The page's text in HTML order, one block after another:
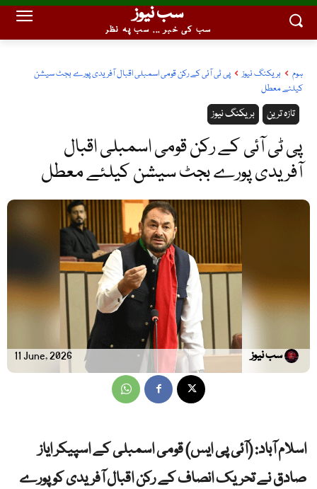
سب نیوز
سب کی خبر ... سب پہ نظر
ہوم بریکنگ نیوز
پی ٹی آئی کے رکن قومی اسمبلی اقبال آفریدی پورے بجٹ سیشن
کیلئے معطل
بریکنگ نیوز تازہ ترین
پی ٹی آئی کے رکن قومی اسمبلی اقبال
آفریدی پورے بجٹ سیشن کیلئے معطل
11 June, 2026 سب نیوز
اسلام آباد: (آئی پی ایس) قومی اسمبلی کے اسپیکر ایاز
صادق نے تحریک انصاف کے رکن اقبال آفریدی کو پورے